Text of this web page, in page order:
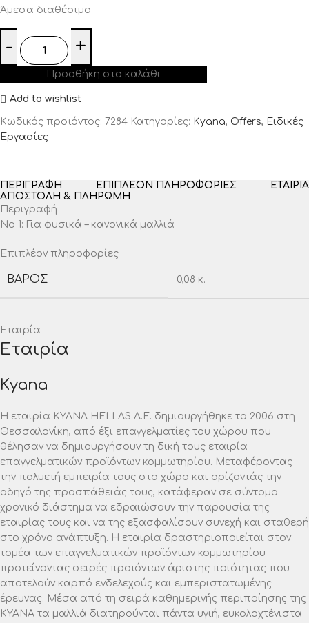
Άμεσα διαθέσιμο
Προσθήκη στο καλάθι
Add to wishlist
Κωδικός προϊόντος: 7284 Κατηγορίες: Kyana, Offers, Ειδικές
Εργασίες
ΠΕΡΙΓΡΑΦΉ ΕΠΙΠΛΈΟΝ ΠΛΗΡΟΦΟΡΊΕΣ
ΕΤΑΙΡΊΑ
ΑΠΟΣΤΟΛΉ & ΠΛΗΡΩΜΉ
Περιγραφή
Νο 1: Για φυσικά – κανονικά μαλλιά
Επιπλέον πληροφορίες
ΒΆΡΟΣ 0,08 κ.
Εταιρία
Εταιρία
Kyana
Η εταιρία ΚΥΑΝΑ HELLAS A.E. δημιουργήθηκε το 2006 στη
Θεσσαλονίκη, από έξι επαγγελματίες του χώρου που
θέλησαν να δημιουργήσουν τη δική τους εταιρία
επαγγελματικών προϊόντων κομμωτηρίου. Μεταφέροντας
την πολυετή εμπειρία τους στο χώρο και ορίζοντάς την
οδηγό της προσπάθειάς τους, κατάφεραν σε σύντομο
χρονικό διάστημα να εδραιώσουν την παρουσία της
εταιρίας τους και να της εξασφαλίσουν συνεχή και σταθερή
στο χρόνο ανάπτυξη. Η εταιρία δραστηριοποιείται στον
τομέα των επαγγελματικών προϊόντων κομμωτηρίου
προτείνοντας σειρές προϊόντων άριστης ποιότητας που
αποτελούν καρπό ενδελεχούς και εμπεριστατωμένης
έρευνας. Μέσα από τη σειρά καθημερινής περιποίησης της
ΚΥΑΝΑ τα μαλλιά διατηρούνται πάντα υγιή, ευκολοχτένιστα